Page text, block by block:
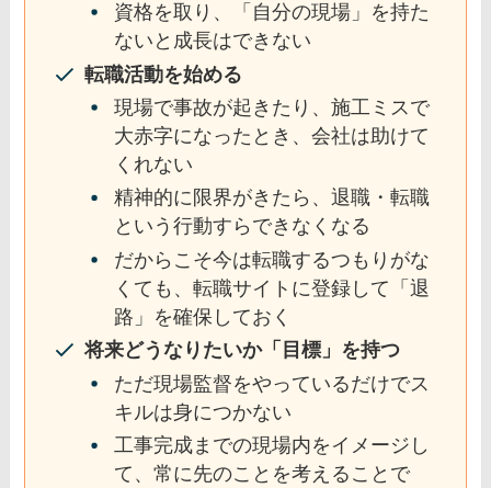
資格を取り、「自分の現場」を持た
ないと成長はできない
転職活動を始める
現場で事故が起きたり、施工ミスで
大赤字になったとき、会社は助けて
くれない
精神的に限界がきたら、退職・転職
という行動すらできなくなる
だからこそ今は転職するつもりがな
くても、転職サイトに登録して「退
路」を確保しておく
将来どうなりたいか「目標」を持つ
ただ現場監督をやっているだけでス
キルは身につかない
工事完成までの現場内をイメージし
て、常に先のことを考えることで